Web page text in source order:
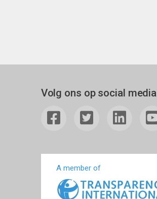
Volg ons op social media
A member of